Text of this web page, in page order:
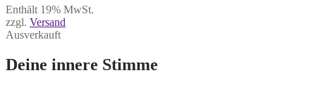
Enthält 19% MwSt.
zzgl. Versand
Ausverkauft
Deine innere Stimme